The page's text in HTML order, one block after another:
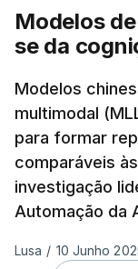
Modelos
se da
Modelos
multimodal
para formar
comparáveis
investigação
Automação da
Lusa / 10 Junho